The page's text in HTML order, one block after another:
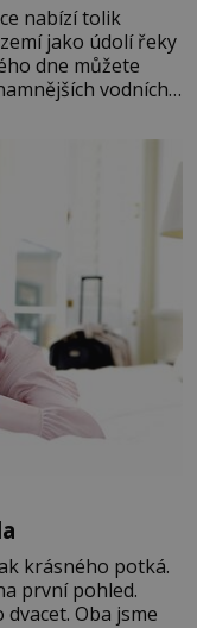
nabízí tolik
jako údolí řeky
dne můžete
vodních
památek ve
krásného potká.
první pohled.
Oba jsme